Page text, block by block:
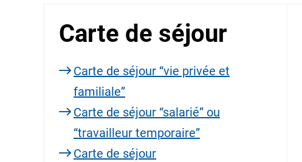
Carte de séjour
Carte de séjour “vie privée et
familiale”
Carte de séjour “salarié” ou
“travailleur temporaire”
Carte de séjour